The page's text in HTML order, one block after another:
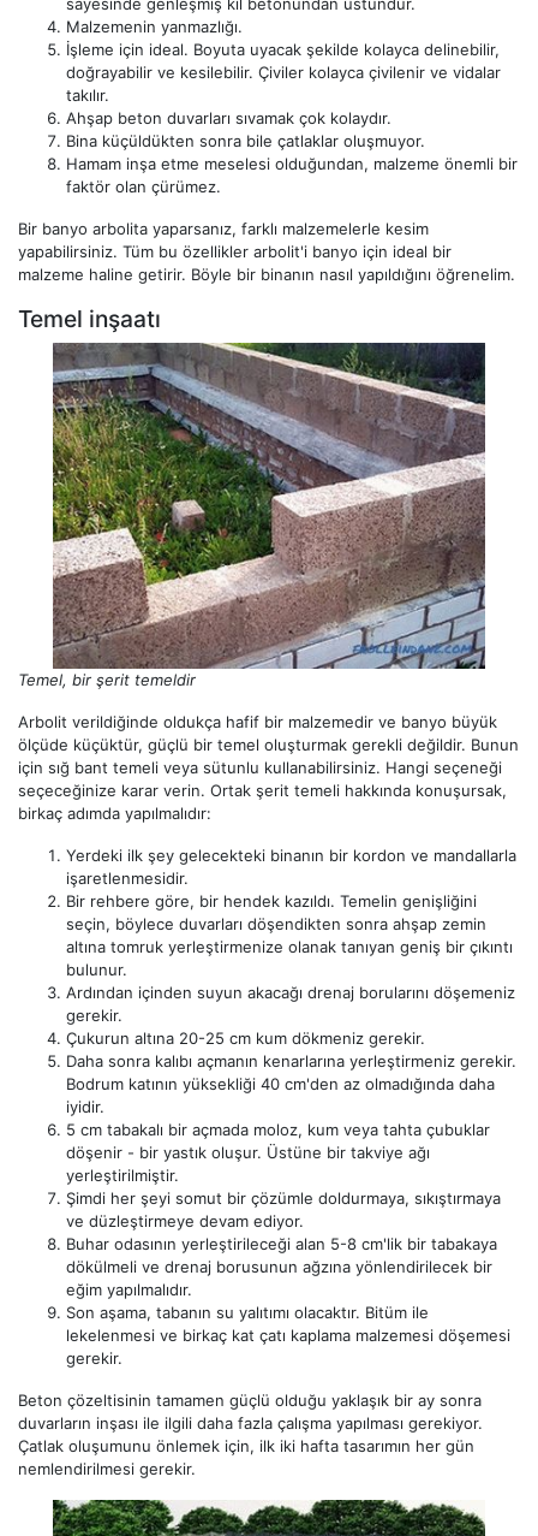
sayesinde genleşmiş kil betonundan üstündür.
Malzemenin yanmazlığı.
İşleme için ideal. Boyuta uyacak şekilde kolayca delinebilir,
doğrayabilir ve kesilebilir. Çiviler kolayca çivilenir ve vidalar
takılır.
Ahşap beton duvarları sıvamak çok kolaydır.
Bina küçüldükten sonra bile çatlaklar oluşmuyor.
Hamam inşa etme meselesi olduğundan, malzeme önemli bir
faktör olan çürümez.
Bir banyo arbolita yaparsanız, farklı malzemelerle kesim
yapabilirsiniz. Tüm bu özellikler arbolit'i banyo için ideal bir
malzeme haline getirir. Böyle bir binanın nasıl yapıldığını öğrenelim.
Temel inşaatı
Temel, bir şerit temeldir
Arbolit verildiğinde oldukça hafif bir malzemedir ve banyo büyük
ölçüde küçüktür, güçlü bir temel oluşturmak gerekli değildir. Bunun
için sığ bant temeli veya sütunlu kullanabilirsiniz. Hangi seçeneği
seçeceğinize karar verin. Ortak şerit temeli hakkında konuşursak,
birkaç adımda yapılmalıdır:
Yerdeki ilk şey gelecekteki binanın bir kordon ve mandallarla
işaretlenmesidir.
Bir rehbere göre, bir hendek kazıldı. Temelin genişliğini
seçin, böylece duvarları döşendikten sonra ahşap zemin
altına tomruk yerleştirmenize olanak tanıyan geniş bir çıkıntı
bulunur.
Ardından içinden suyun akacağı drenaj borularını döşemeniz
gerekir.
Çukurun altına 20-25 cm kum dökmeniz gerekir.
Daha sonra kalıbı açmanın kenarlarına yerleştirmeniz gerekir.
Bodrum katının yüksekliği 40 cm'den az olmadığında daha
iyidir.
5 cm tabakalı bir açmada moloz, kum veya tahta çubuklar
döşenir - bir yastık oluşur. Üstüne bir takviye ağı
yerleştirilmiştir.
Şimdi her şeyi somut bir çözümle doldurmaya, sıkıştırmaya
ve düzleştirmeye devam ediyor.
Buhar odasının yerleştirileceği alan 5-8 cm'lik bir tabakaya
dökülmeli ve drenaj borusunun ağzına yönlendirilecek bir
eğim yapılmalıdır.
Son aşama, tabanın su yalıtımı olacaktır. Bitüm ile
lekelenmesi ve birkaç kat çatı kaplama malzemesi döşemesi
gerekir.
Beton çözeltisinin tamamen güçlü olduğu yaklaşık bir ay sonra
duvarların inşası ile ilgili daha fazla çalışma yapılması gerekiyor.
Çatlak oluşumunu önlemek için, ilk iki hafta tasarımın her gün
nemlendirilmesi gerekir.